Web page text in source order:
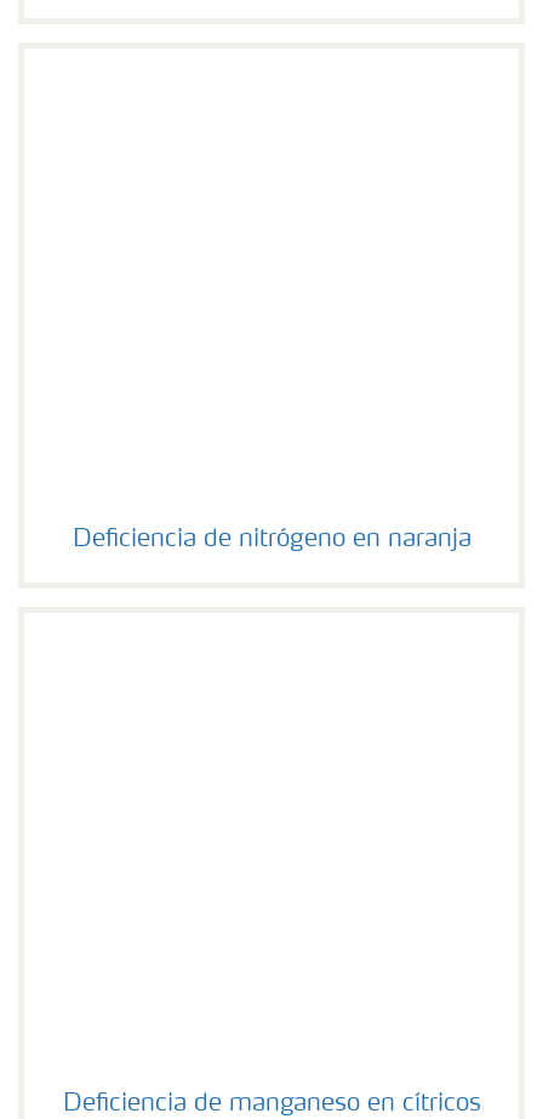
Deficiencia de nitrógeno en naranja
Deficiencia de nitrógeno en naranja
Deficiencia de manganeso en cítricos
Deficiencia de manganeso en cítricos